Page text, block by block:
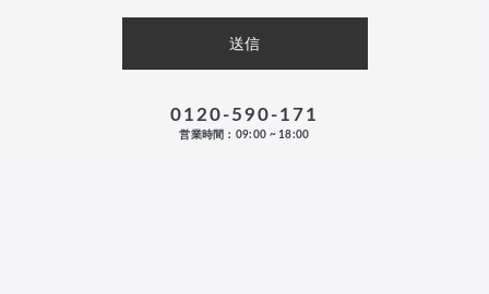
0120-590-171
営業時間：09:00 ~ 18:00